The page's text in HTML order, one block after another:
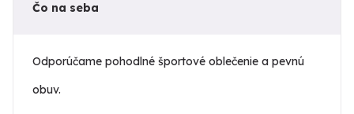
Čo na seba
Odporúčame pohodlné športové oblečenie a pevnú
obuv.